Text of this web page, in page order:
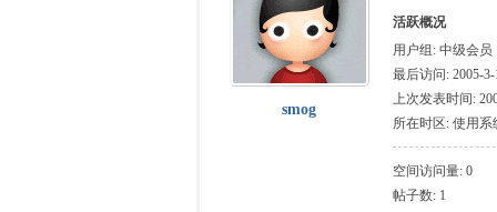
smog
活跃概况
用户组: 中级会员
最后访问: 2005-3-
上次发表时间:
所在时区: 使用系
空间访问量: 0
帖子数: 1